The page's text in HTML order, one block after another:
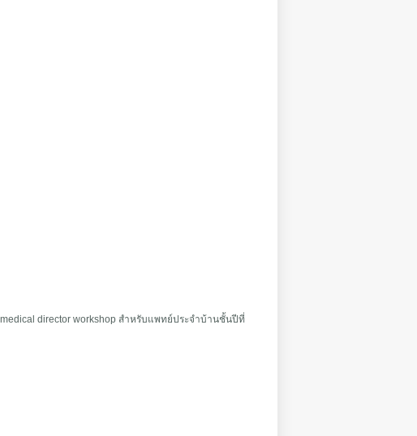
director workshop สำหรับแพทย์ประจำบ้านชั้นปีที่